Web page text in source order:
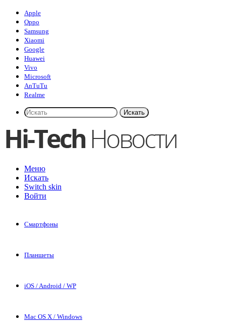
Apple
Oppo
Samsung
Xiaomi
Google
Huawei
Vivo
Microsoft
AnTuTu
Realme
Искать
Меню
Искать
Switch skin
Войти
Смартфоны
Планшеты
iOS / Android / WP
Mac OS X / Windows